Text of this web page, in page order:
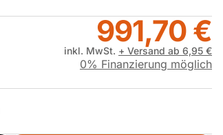
991,70 €
inkl. MwSt. + Versand ab 6,95 €
0% Finanzierung möglich